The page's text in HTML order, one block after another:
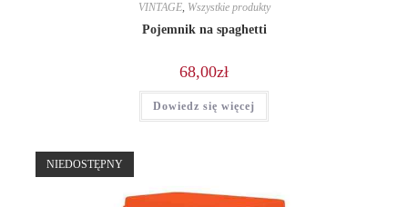
VINTAGE, Wszystkie produkty
Pojemnik na spaghetti
68,00zł
Dowiedz się więcej
NIEDOSTĘPNY